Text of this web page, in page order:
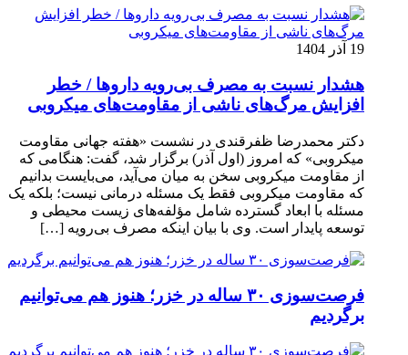
19 آذر 1404
هشدار نسبت به مصرف بی‌رویه داروها / خطر
افزایش مرگ‌های ناشی از مقاومت‌های میکروبی
دکتر محمدرضا ظفرقندی در نشست «هفته جهانی مقاومت
میکروبی» که امروز (اول آذر) برگزار شد، گفت: هنگامی که
از مقاومت میکروبی سخن به میان می‌آید، می‌بایست بدانیم
که مقاومت میکروبی فقط یک مسئله درمانی نیست؛ بلکه یک
مسئله با ابعاد گسترده شامل مؤلفه‌های زیست محیطی و
توسعه پایدار است. وی با بیان اینکه مصرف بی‌رویه […]
فرصت‌سوزی ۳۰ ساله در خزر؛ هنوز هم می‌توانیم
برگردیم